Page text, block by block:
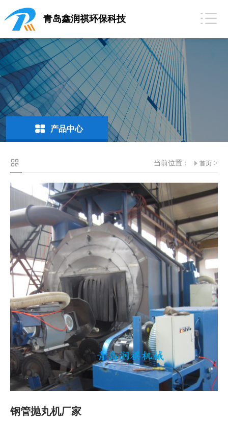
青岛鑫润祺环保科技
产品中心
当前位置： 首页 >
钢管抛丸机厂家